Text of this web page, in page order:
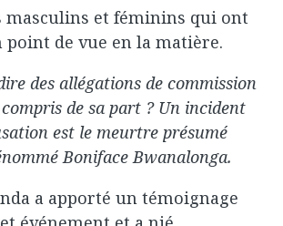
masculins et féminins qui ont
de vue en la matière.
des allégations de commission
de sa part ? Un incident
est le meurtre présumé
Boniface Bwanalonga.
a apporté un témoignage